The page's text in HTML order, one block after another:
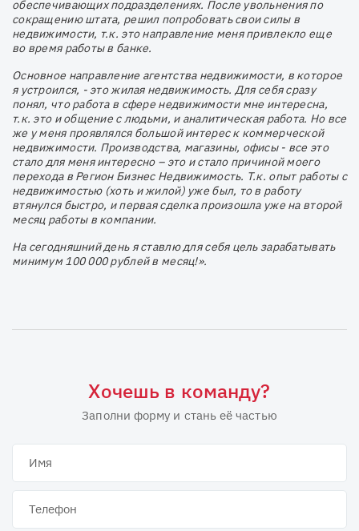
обеспечивающих подразделениях. После увольнения по
сокращению штата, решил попробовать свои силы в
недвижимости, т.к. это направление меня привлекло еще
во время работы в банке.
Основное направление агентства недвижимости, в которое
я устроился, - это жилая недвижимость. Для себя сразу
понял, что работа в сфере недвижимости мне интересна,
т.к. это и общение с людьми, и аналитическая работа. Но все
же у меня проявлялся большой интерес к коммерческой
недвижимости. Производства, магазины, офисы - все это
стало для меня интересно – это и стало причиной моего
перехода в Регион Бизнес Недвижимость. Т.к. опыт работы с
недвижимостью (хоть и жилой) уже был, то в работу
втянулся быстро, и первая сделка произошла уже на второй
месяц работы в компании.
На сегодняшний день я ставлю для себя цель зарабатывать
минимум 100 000 рублей в месяц!».
Хочешь в команду?
Заполни форму и стань её частью